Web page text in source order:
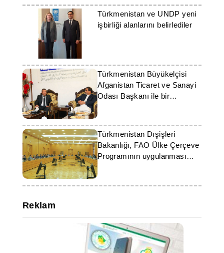
Türkmenistan ve UNDP yeni
işbirliği alanlarını belirlediler
Türkmenistan Büyükelçisi
Afganistan Ticaret ve Sanayi
Odası Başkanı ile bir
görüşme gerçekleştirdi
Türkmenistan Dışişleri
Bakanlığı, FAO Ülke Çerçeve
Programının uygulanması
hakkında bilgi verdi
Reklam